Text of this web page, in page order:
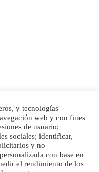
PERDIDO HOY 06/07/2025 ZONA
de privacidad
de Cookies
y tecnologías
web y con fines
de usuario;
sociales; identificar,
y no
con base en
el rendimiento de los